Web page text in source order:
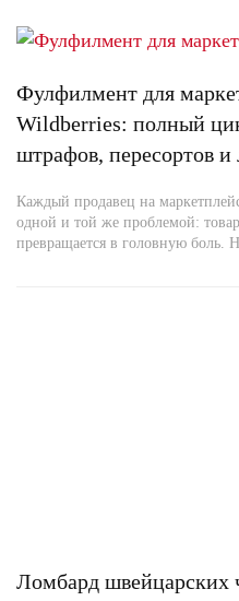
Фулфилмент для
Wildberries: полный
штрафов, пересортов и
Каждый продавец на
одной и той же проблемой: товар
превращается в головную боль.
Ломбард швейцарских